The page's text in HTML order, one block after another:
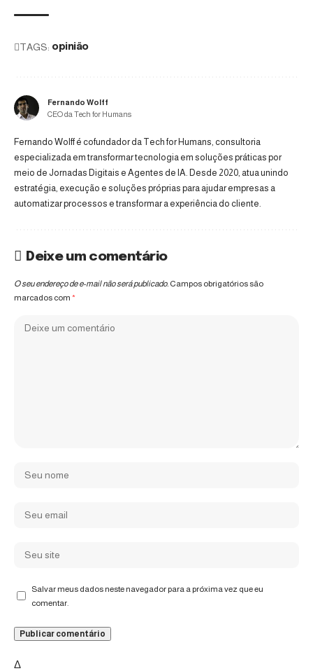
TAGS: opinião
Fernando Wolff
CEO da Tech for Humans
Fernando Wolff é cofundador da Tech for Humans, consultoria
especializada em transformar tecnologia em soluções práticas por
meio de Jornadas Digitais e Agentes de IA. Desde 2020, atua unindo
estratégia, execução e soluções próprias para ajudar empresas a
automatizar processos e transformar a experiência do cliente.
Deixe um comentário
O seu endereço de e-mail não será publicado. Campos obrigatórios são
marcados com *
Salvar meus dados neste navegador para a próxima vez que eu
comentar.
Δ